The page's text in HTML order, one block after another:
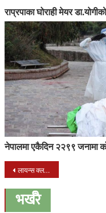
राप्रपाका घोराही मेयर
नेपालमा एकैदिन २२९९ जनामा
Post
navigation
लायन्स क्लब अफ नेपालगन्जद्वारा उज्यालो सहकारीमा निशुल्क स्वास्थ्य शिविर
भर्खरै